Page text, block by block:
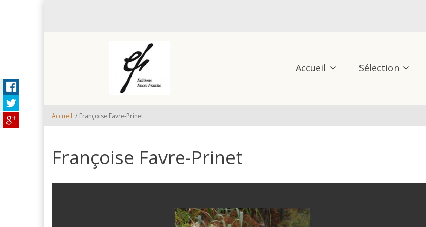
Accueil Sélection
Accueil / Françoise Favre-Prinet
Françoise Favre-Prinet